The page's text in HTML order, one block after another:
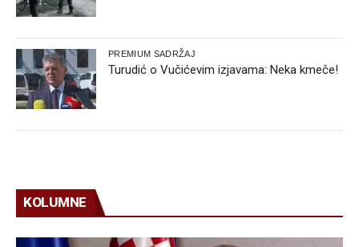
PREMIUM SADRŽAJ
Turudić o Vučićevim izjavama: Neka kmeče!
KOLUMNE